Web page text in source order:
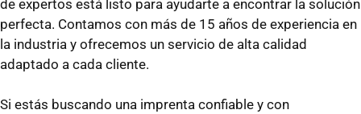
de expertos está listo para ayudarte a encontrar la solución
perfecta. Contamos con más de 15 años de experiencia en
la industria y ofrecemos un servicio de alta calidad
adaptado a cada cliente.
Si estás buscando una imprenta confiable y con